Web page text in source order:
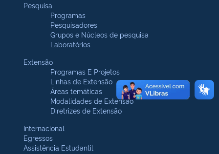
Pesquisa
Programas
Pesquisadores
Grupos e Núcleos de pesquisa
Laboratórios
Extensão
Programas E Projetos
Linhas de Extensão
Áreas temáticas
Modalidades de Extensão
Diretrizes de Extensão
Internacional
Egressos
Assistência Estudantil